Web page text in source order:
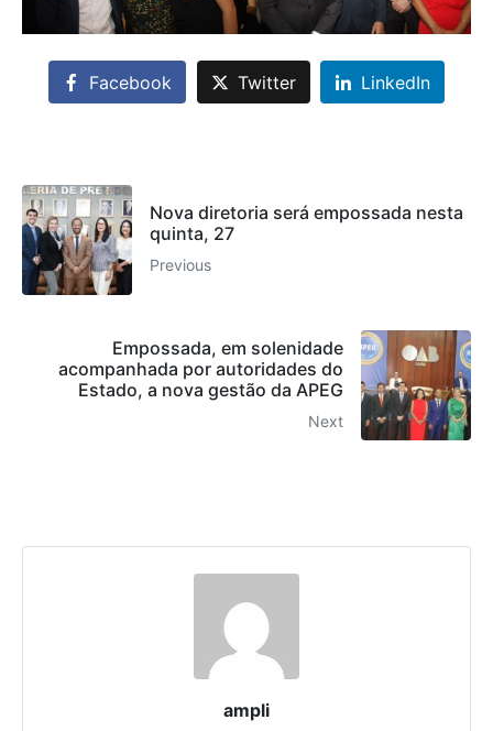
Facebook Twitter LinkedIn
Nova diretoria será empossada nesta
quinta, 27
Previous
Empossada, em solenidade
acompanhada por autoridades do
Estado, a nova gestão da APEG
Next
ampli